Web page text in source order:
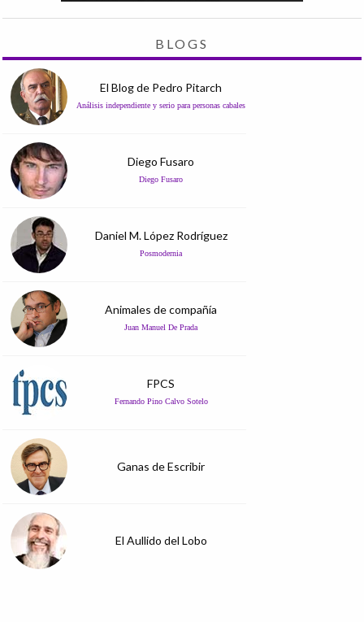
BLOGS
El Blog de Pedro Pitarch
Análisis independiente y serio para personas cabales
Diego Fusaro
Diego Fusaro
Daniel M. López Rodríguez
Posmodernia
Animales de compañía
Juan Manuel De Prada
FPCS
Fernando Pino Calvo Sotelo
Ganas de Escribir
El Aullido del Lobo